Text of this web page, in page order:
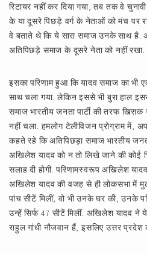
रिटायर नहीं कर दिया गया, तब तक वे
के या दूसरे पिछड़े वर्ग के नेताओं को मंच
वे बताते थे कि ये सारा समाज उनके साथ
अतिपिछड़े समाज के दूसरे नेता को नहीं रखा.
इसका परिणाम हुआ कि यादव समाज का भी
साथ चला गया. लेकिन इससे भी बुरा हाल
समाज भारतीय जनता पार्टी की तरफ
नहीं चला. हमलोग टेलीविजन प्रोग्राम में,
कहते रहे कि अतिपिछड़ा समाज भारतीय
अखिलेश यादव को न तो लिखे जाने की कोई
सलाह दी होगी. परिणामस्वरूप अखिलेश
अखिलेश यादव की वजह से ही लोकसभा में
पांच सीटें मिलीं, वो भी उनके घर की, उनके
उन्हें सिर्फ 47 सीटें मिलीं. अखिलेश यादव ने
राहुल गांधी नौजवान हैं, इसलिए उत्तर